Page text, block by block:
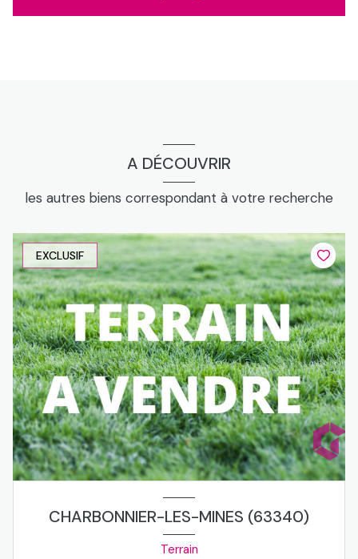
A DÉCOUVRIR
les autres biens correspondant à votre recherche
EXCLUSIF
CHARBONNIER-LES-MINES (63340)
Terrain